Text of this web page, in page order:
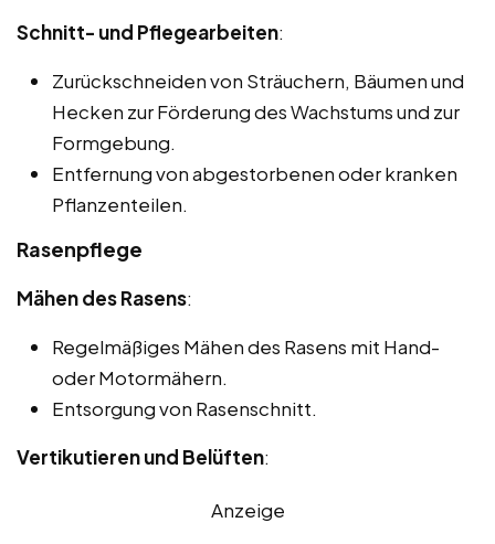
Schnitt- und Pflegearbeiten:
Zurückschneiden von Sträuchern, Bäumen und
Hecken zur Förderung des Wachstums und zur
Formgebung.
Entfernung von abgestorbenen oder kranken
Pflanzenteilen.
Rasenpflege
Mähen des Rasens:
Regelmäßiges Mähen des Rasens mit Hand-
oder Motormähern.
Entsorgung von Rasenschnitt.
Vertikutieren und Belüften:
Anzeige